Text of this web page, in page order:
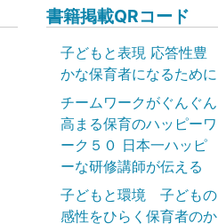
書籍掲載QRコード
子どもと表現 応答性豊
かな保育者になるために
チームワークがぐんぐん
高まる保育のハッピーワ
ーク５０ 日本一ハッピ
ーな研修講師が伝える
子どもと環境 子どもの
感性をひらく保育者のか